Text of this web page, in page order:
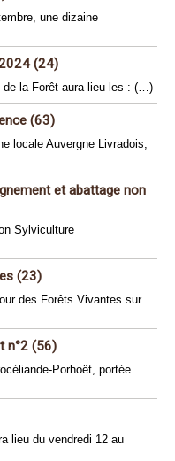
une dizaine
(24)
de la Forêt aura lieu les : (…)
(63)
locale Auvergne Livradois,
et abattage non
Sylviculture
(23)
des Forêts Vivantes sur
n°2 (56)
Porhoët, portée
lieu du vendredi 12 au